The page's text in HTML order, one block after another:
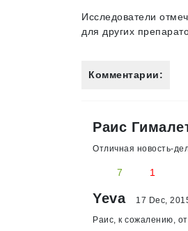
Исследователи
для других
Комментарии:
Раис
Отличная новость-
7 1
Yeva
17 Dec,
Раис, к сожалению,